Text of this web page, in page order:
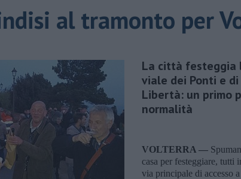
al tramonto per
La città festeggia
viale dei Ponti e
Libertà: un primo
normalità
VOLTERRA —
casa per festeggiare, tutti
via principale di accesso